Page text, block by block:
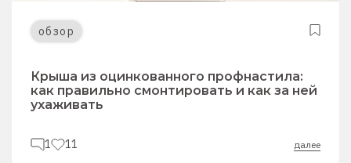
обзор
Крыша из оцинкованного профнастила:
как правильно смонтировать и как за ней
ухаживать
1 11 далее